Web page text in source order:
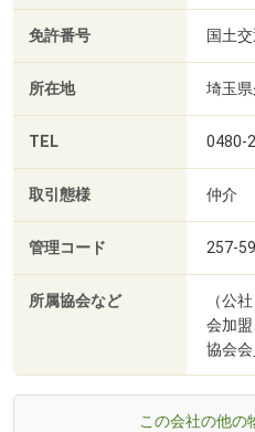
免許番号 国土
所在地 埼玉
TEL 0480-
取引態様 仲介
管理コード 257-
所属協会など
（公
会加
協会会
この会社の他の